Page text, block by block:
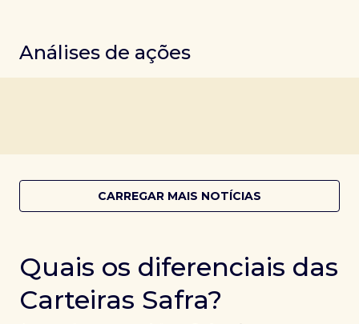
Análises de ações
CARREGAR MAIS NOTÍCIAS
Quais os diferenciais das
Carteiras Safra?